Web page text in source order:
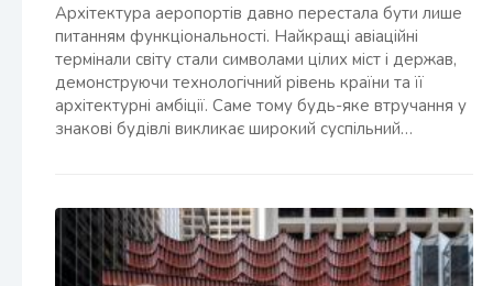
Архітектура аеропортів давно перестала бути лише
питанням функціональності. Найкращі авіаційні
термінали світу стали символами цілих міст і держав,
демонструючи технологічний рівень країни та її
архітектурні амбіції. Саме тому будь-яке втручання у
знакові будівлі викликає широкий суспільний…